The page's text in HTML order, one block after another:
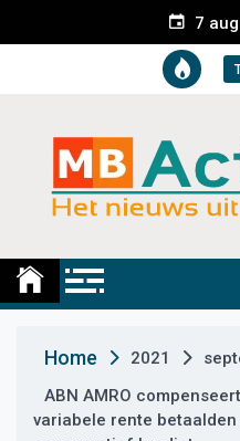
e
t
7
Medemblik
Home 2021
ABN AMRO
variabele rente